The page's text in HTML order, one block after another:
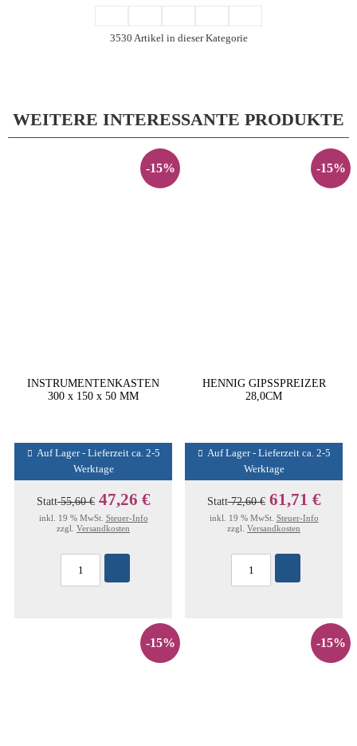
3530 Artikel in dieser Kategorie
WEITERE INTERESSANTE PRODUKTE
-15%
INSTRUMENTENKASTEN
300 x 150 x 50 MM
Auf Lager - Lieferzeit ca. 2-5
Werktage
Statt55,60 € 47,26 €
inkl. 19 % MwSt. Steuer-Info
zzgl. Versandkosten
-15%
HENNIG GIPSSPREIZER
28,0CM
Auf Lager - Lieferzeit ca. 2-5
Werktage
Statt72,60 € 61,71 €
inkl. 19 % MwSt. Steuer-Info
zzgl. Versandkosten
-15% -15%